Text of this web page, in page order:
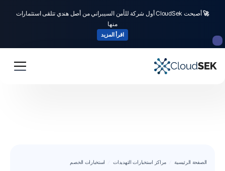
🚀
أصبحت CloudSek أول شركة للأمن السيبراني من أصل هندي تتلقى استثمارات
منها
اقرأ المزيد
الصفحة الرئيسية مراكز استخبارات التهديدات استخبارات الخصم